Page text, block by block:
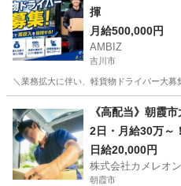
揮
月給500,000円
AMBIZ
吉川市
＼業務拡大に伴い、軽貨物ドライバー大
ドライバー 貨物
《高配当》朝霞
2日・月給30万～
日給20,000円
株式会社カメレオン
朝霞市